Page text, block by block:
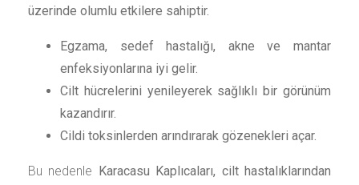
üzerinde olumlu etkilere sahiptir.
Egzama, sedef hastalığı, akne ve mantar
enfeksiyonlarına iyi gelir.
Cilt hücrelerini yenileyerek sağlıklı bir görünüm
kazandırır.
Cildi toksinlerden arındırarak gözenekleri açar.
Bu nedenle Karacasu Kaplıcaları, cilt hastalıklarından